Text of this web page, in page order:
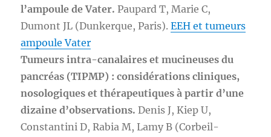
l’ampoule de Vater. Paupard T, Marie C,
Dumont JL (Dunkerque, Paris).EEH et tumeurs
ampoule Vater
Tumeurs intra-canalaires et mucineuses du
pancréas (TIPMP) : considérations cliniques,
nosologiques et thérapeutiques à partir d’une
dizaine d’observations. Denis J, Kiep U,
Constantini D, Rabia M, Lamy B (Corbeil-